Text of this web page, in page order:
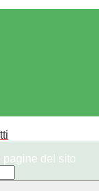
pagine del sito